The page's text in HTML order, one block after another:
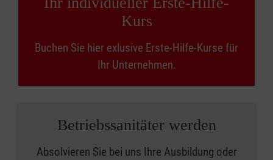
Kurs
Buchen Sie hier exlusive Erste-Hilfe-Kurse für
Ihr Unternehmen.
Betriebssanitäter werden
Absolvieren Sie bei uns Ihre Ausbildung oder